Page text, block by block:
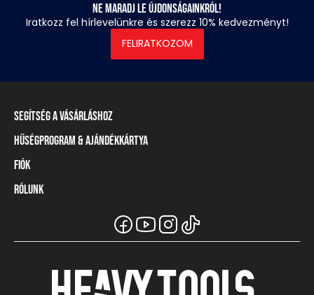
Ne maradj le újdonságainkról!
Iratkozz fel hírlevelünkre és szerezz 10% kedvezményt!
FELIRATKOZOM
Segítség a vásárláshoz
Szállítási információ
Fizetési módok
Mérettáblázat
Üzleteink és viszonteladók
Gyakori kérdések (GYIK)
Hűségprogram & Ajándékkártya
Törzsvásárlói program
Ajándékkártya
Fiók
Belépés / Regisztráció
Rólunk
A Heavy Tools márka
Viszonteladói információ
Széchenyi Terv Plusz